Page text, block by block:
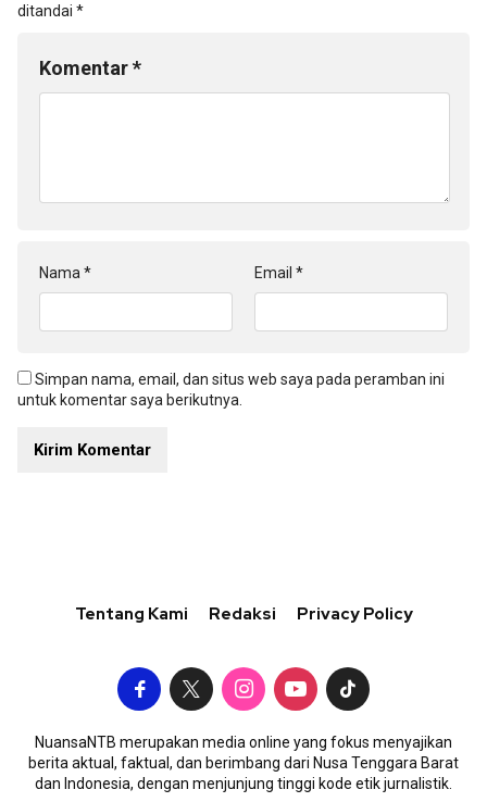
ditandai *
Komentar*
Nama * Email *
Simpan nama, email, dan situs web saya pada peramban ini
untuk komentar saya berikutnya.
Tentang Kami Redaksi Privacy Policy
NuansaNTB merupakan media online yang fokus menyajikan
berita aktual, faktual, dan berimbang dari Nusa Tenggara Barat
dan Indonesia, dengan menjunjung tinggi kode etik jurnalistik.